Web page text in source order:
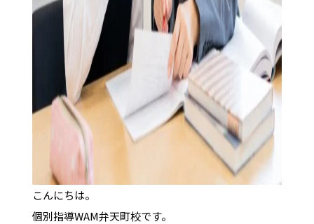
こんにちは。
個別指導WAM弁天町校です。